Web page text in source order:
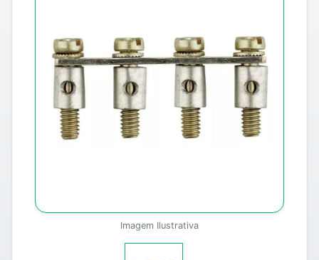
Imagem Ilustrativa